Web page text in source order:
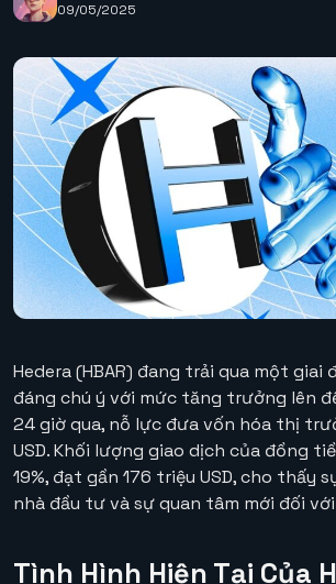
09/05/2025
Hedera (HBAR) đang trải qua một giai
đáng chú ý với mức tăng trưởng lên
24 giờ qua, nỗ lực đưa vốn hóa thị
USD. Khối lượng giao dịch của đồng
19%, đạt gần 176 triệu USD, cho thấy
nhà đầu tư và sự quan tâm mới đối với
Tình Hình Hiện Tại Của